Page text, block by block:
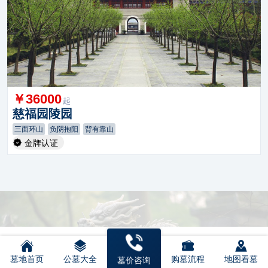
￥36000 起
慈福园陵园
三面环山 负阴抱阳 背有靠山
金牌认证
墓地首页 公墓大全 墓价咨询 购墓流程 地图看墓